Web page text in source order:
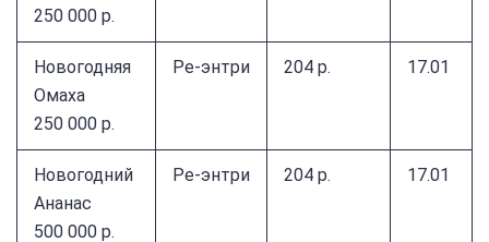
250 000 р.
Новогодняя
Омаха
250 000 р.
Ре-энтри 204 р. 17.01
Новогодний
Ананас
500 000 р.
Ре-энтри 204 р. 17.01